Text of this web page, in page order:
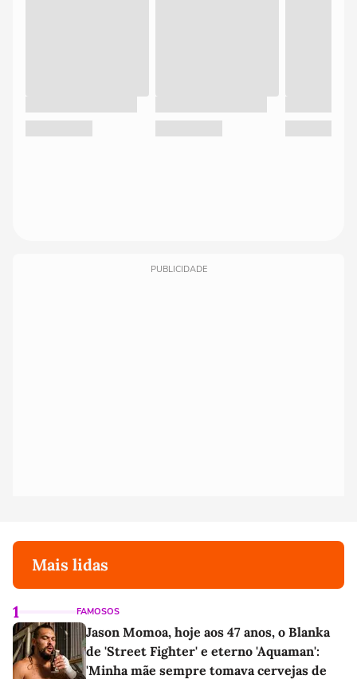
PUBLICIDADE
Mais lidas
1 FAMOSOS
Jason Momoa, hoje aos 47 anos, o Blanka
de 'Street Fighter' e eterno 'Aquaman':
'Minha mãe sempre tomava cervejas de